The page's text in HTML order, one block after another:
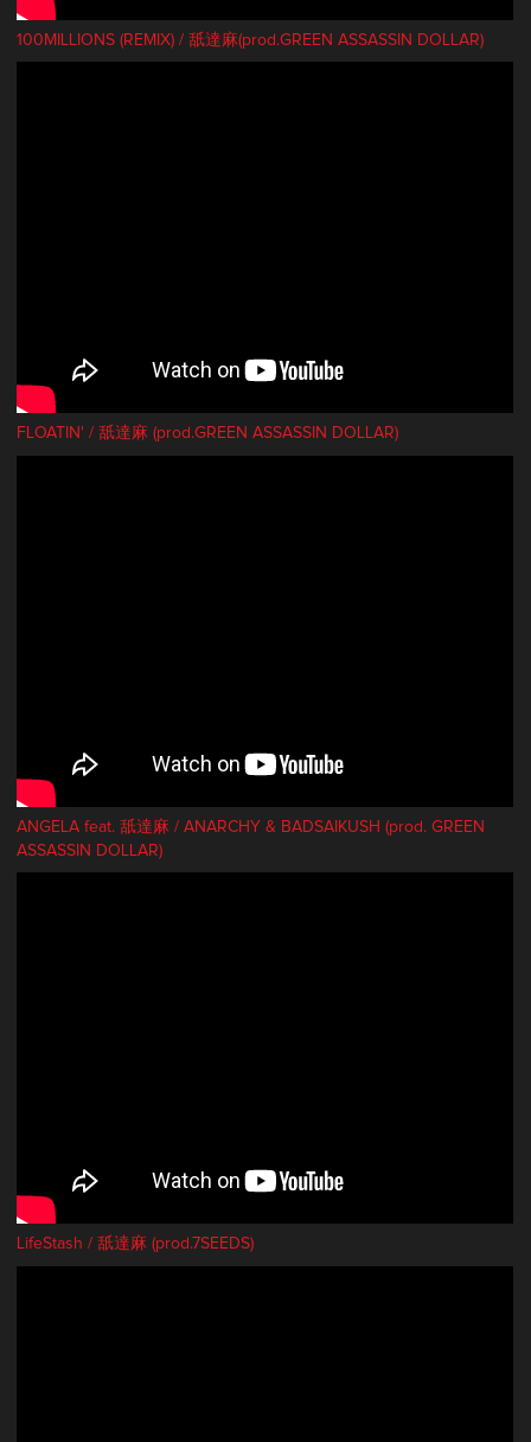
100MILLIONS (REMIX) / 舐達麻(prod.GREEN ASSASSIN DOLLAR)
FLOATIN' / 舐達麻 (prod.GREEN ASSASSIN DOLLAR)
ANGELA feat. 舐達麻 / ANARCHY & BADSAIKUSH (prod. GREEN
ASSASSIN DOLLAR)
LifeStash / 舐達麻 (prod.7SEEDS)